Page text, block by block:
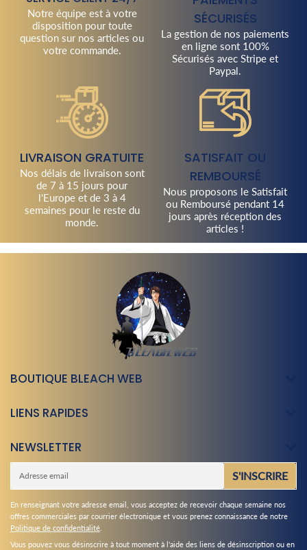
Notre équipe est à votre
disposition pour toute
question sur nos articles ou
votre commande.
SÉCURISÉS
La gestion de nos paiements
en ligne sont 100%
Sécurisés avec Stripe et
Paypal.
LIVRAISON GRATUITE
Nos délais de livraison sont
de 7 à 15 jours pour
l'Europe et de 3 à 4
semaines pour le reste du
monde.
SATISFAIT OU
REMBOURSÉ
Nous proposons le Satisfait
ou Remboursé pendant 14
jours après réception des
articles !
BOUTIQUE BLEACH WEB
LIENS RAPIDES
NEWSLETTER
S'INSCRIRE
En renseignant votre adresse email, vous acceptez de recevoir chaque semaine nos
offres commerciales par courrier électronique et vous prenez connaissance de notre
Politique de confidentialité
Vous pouvez vous désinscrire à tout moment à l'aide des liens de désinscription ou en